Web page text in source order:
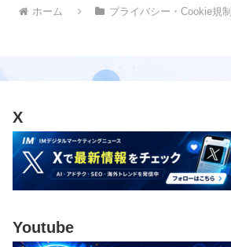
ホーム プライバシー・Cookie規制
X
Youtube